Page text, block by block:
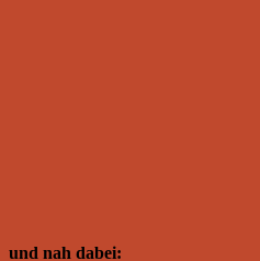
und nah dabei: